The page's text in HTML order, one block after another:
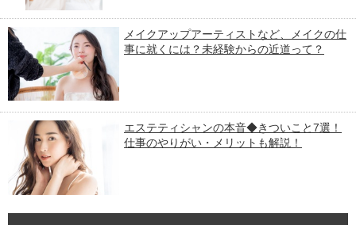
メイクアップアーティストなど、メイクの仕
事に就くには？未経験からの近道って？
エステティシャンの本音◆きついこと7選！
仕事のやりがい・メリットも解説！